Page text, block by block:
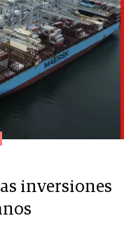
inversiones